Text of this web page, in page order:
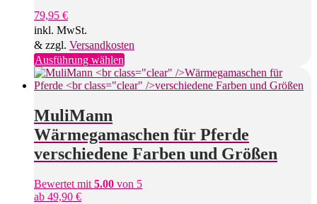
Produktseite
gewählt
werden
79,95 €
inkl. MwSt.
& zzgl. Versandkosten
Ausführung wählenDieses
Produkt
weist
Die
Optionen
können
der
MuliMann
Wärmegamaschen für Pferde
verschiedene Farben und Größen
Bewertet mit 5.00 von 5
ab 49,90 €